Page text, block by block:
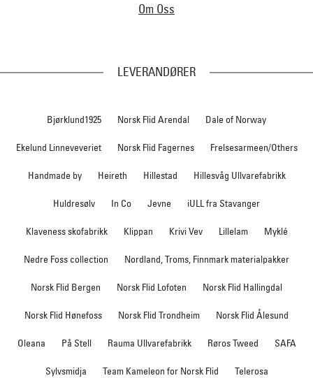
Om Oss
LEVERANDØRER
Bjørklund1925 Norsk Flid Arendal Dale of Norway
Ekelund Linneveveriet Norsk Flid Fagernes Frelsesarmeen/Others
Handmade by Heireth Hillestad Hillesvåg Ullvarefabrikk
Huldresølv In Co Jevne iULL fra Stavanger
Klaveness skofabrikk Klippan Krivi Vev Lillelam Myklé
Nedre Foss collection Nordland, Troms, Finnmark materialpakker
Norsk Flid Bergen Norsk Flid Lofoten Norsk Flid Hallingdal
Norsk Flid Hønefoss Norsk Flid Trondheim Norsk Flid Ålesund
Oleana På Stell Rauma Ullvarefabrikk Røros Tweed SAFA
Sylvsmidja Team Kameleon for Norsk Flid Telerosa